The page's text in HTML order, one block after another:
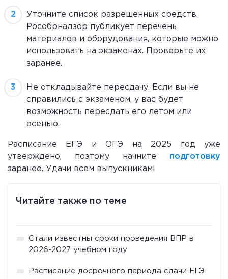
Уточните список разрешенных средств.
Рособрнадзор публикует перечень
материалов и оборудования, которые можно
использовать на экзаменах. Проверьте их
заранее.
Не откладывайте пересдачу. Если вы не
справились с экзаменом, у вас будет
возможность пересдать его летом или
осенью.
Расписание ЕГЭ и ОГЭ на 2025 год уже
утверждено, поэтому начните подготовку
заранее. Удачи всем выпускникам!
Читайте также по теме
Стали известны сроки проведения ВПР в
2026-2027 учебном году
Расписание досрочного периода сдачи ЕГЭ